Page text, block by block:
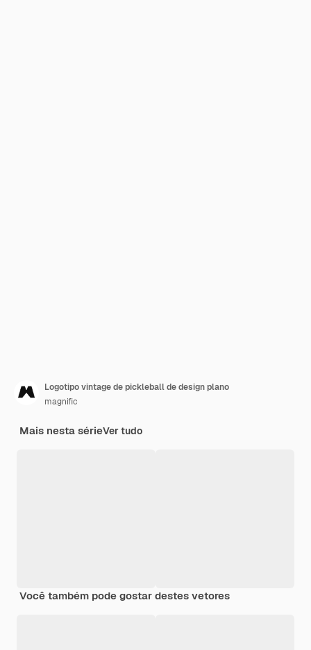
Logotipo vintage de pickleball de design plano
magnific
Mais nesta sérieVer tudo
Você também pode gostar destes vetores